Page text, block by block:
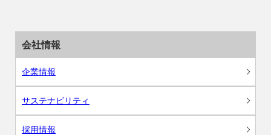
会社情報
企業情報
サステナビリティ
採用情報